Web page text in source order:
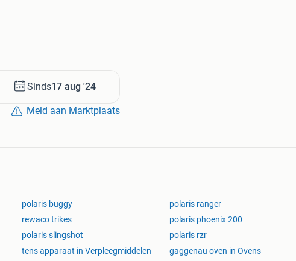
Sinds17 aug '24
Meld aan Marktplaats
polaris buggy
polaris ranger
rewaco trikes
polaris phoenix 200
polaris slingshot
polaris rzr
tens apparaat in Verpleegmiddelen gaggenau oven in Ovens